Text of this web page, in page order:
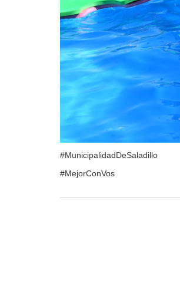
#MunicipalidadDeSaladillo
#MejorConVos